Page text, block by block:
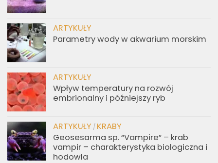
ARTYKUŁY
Parametry wody w akwarium morskim
ARTYKUŁY
Wpływ temperatury na rozwój
embrionalny i późniejszy ryb
ARTYKUŁY / KRABY
Geosesarma sp. “Vampire” – krab
vampir – charakterystyka biologiczna i
hodowla